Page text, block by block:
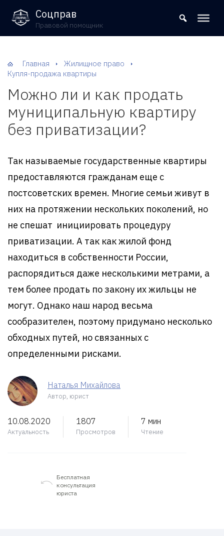
8 (800) 302-09-37
Соцправ
Правовой помощник
Главная
Жилищное право
Купля-продажа квартиры
Можно ли и как продать
муниципальную квартиру
без приватизации?
Так называемые государственные квартиры
предоставляются гражданам еще с
постсоветских времен. Многие семьи живут в
них на протяжении нескольких поколений, но
не спешат инициировать процедуру
приватизации. А так как жилой фонд
находиться в собственности России,
распорядиться даже несколькими метрами, а
тем более продать по закону их жильцы не
могут. Однако наш народ весьма
сообразителен, поэтому придумано несколько
обходных путей, но связанных с
определенными рисками.
Наталья Михайлова
Автор, юрист
10.08.2020
Актуальность
1807
Просмотров
7 мин
Чтение
Бесплатная
консультация
юриста